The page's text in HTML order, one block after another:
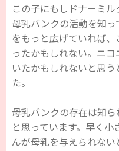
この子にもしドナーミ
母乳バンクの活動を知
をもっと広げていれば
ったかもしれない。ニ
いたかもしれないと思
た。
母乳バンクの存在は知
と思っています。早く
んが母乳を与えられな